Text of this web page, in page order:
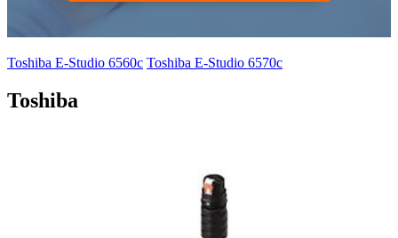
Toshiba E-Studio 6560c Toshiba E-Studio 6570c
Toshiba